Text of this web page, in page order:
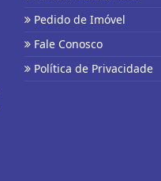
Pedido de Imóvel
Fale Conosco
Política de Privacidade